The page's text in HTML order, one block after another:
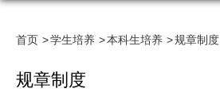
首页 学生培养 本科生培养 规章制度
规章制度